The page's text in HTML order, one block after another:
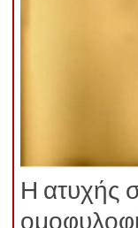
Η ατυχής